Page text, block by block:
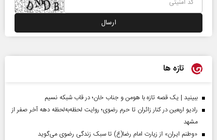
تازه ها
ببینید | یک قصه تازه با هومن و جناب‌ خان؛ در قاب شبکه نسیم
رادیو اربعین در کنار زائران تا حرم رضوی؛ روایت لحظه‌به‌لحظه دهه آخر صفر از
مشهد
«وطنم ایران» از زیارت امام رضا(ع) تا سبک زندگی رضوی می‌گوید